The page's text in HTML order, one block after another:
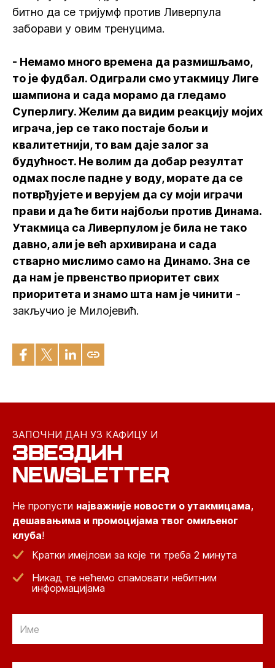
битно да се тријумф против Ливерпула
заборави у овим тренуцима.
- Немамо много времена да размишљамо,
то је фудбал. Одиграли смо утакмицу Лиге
шампиона и сада морамо да гледамо
Суперлигу. Желим да видим реакцију мојих
играча, јер се тако постаје бољи и
квалитетнији, то вам даје залог за
будућност. Не волим да добар резултат
одмах после падне у воду, морате да се
потврђујете и верујем да су моји играчи
прави и да ће бити најбољи против Динама.
Утакмица са Ливерпулом је била не тако
давно, али је већ архивирана и сада
стварно мислимо само на Динамо. Зна се
да нам је првенство приоритет свих
приоритета и знамо шта нам је чинити -
закључио је Милојевић.
ЗАПОЧНИ ДАН УЗ КАФИЦУ И
ЗВЕЗДИН
NEWSLETTER
Не пропусти најважније новости о утакмицама,
дешавањима и промоцијама твог омиљеног
клуба!
Кратки имејлови за које ти треба 2 минута
Никад те нећемо спамовати небитним
информацијама